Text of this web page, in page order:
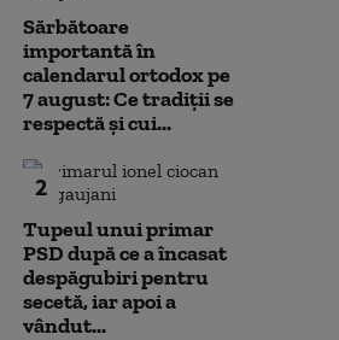
Sărbătoare
importantă în
calendarul ortodox pe
7 august: Ce tradiții se
respectă și cui...
2
Tupeul unui primar
PSD după ce a încasat
despăgubiri pentru
secetă, iar apoi a
vândut...